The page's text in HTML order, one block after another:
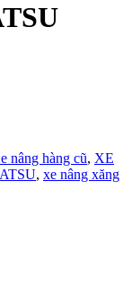
nâng hàng cũ, XE
, xe nâng xăng